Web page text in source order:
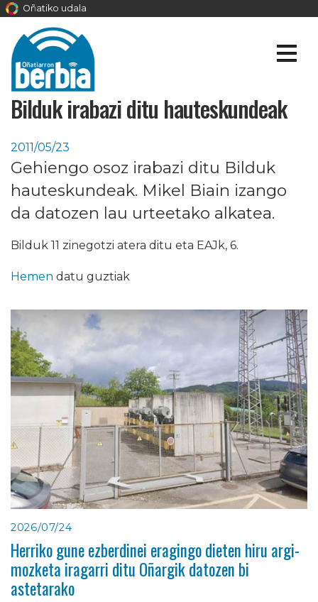
Oñatiko udala
Bilduk irabazi ditu hauteskundeak
2011/05/23
Gehiengo osoz irabazi ditu Bilduk
hauteskundeak. Mikel Biain izango
da datozen lau urteetako alkatea.
Bilduk 11 zinegotzi atera ditu eta EAJk, 6.
Hemen datu guztiak
2026/07/24
Herriko gune ezberdinei eragingo dieten hiru argi-
mozketa iragarri ditu Oñargik datozen bi
astetarako